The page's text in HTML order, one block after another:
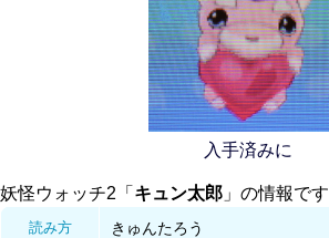
入手済みに
妖怪ウォッチ2「 キュン太郎 」の情報です
読み方 きゅんたろう